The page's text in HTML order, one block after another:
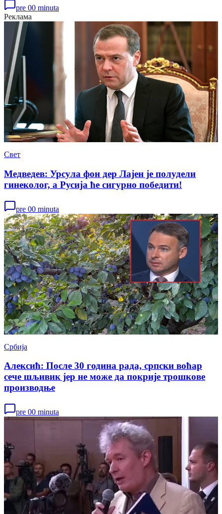
pre 00 minuta
Реклама
Свет
Медведев: Урсула фон дер Лајен је полудели
гинеколог, а Русија ће сигурно победити!
pre 00 minuta
Србија
Алексић: После 30 година рада, српски воћар
сече шљивик јер не може да покрије трошкове
производњe
pre 00 minuta